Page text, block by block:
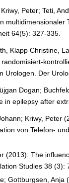
Peter; Teti,
64(5): 327-335.
Klapp Christine,
Urologen. Der
Dogan;
in epilepsy after
Kriwy, Peter
von Telefon-
(2013): The
Studies 38 (3):
Gottburgsen,